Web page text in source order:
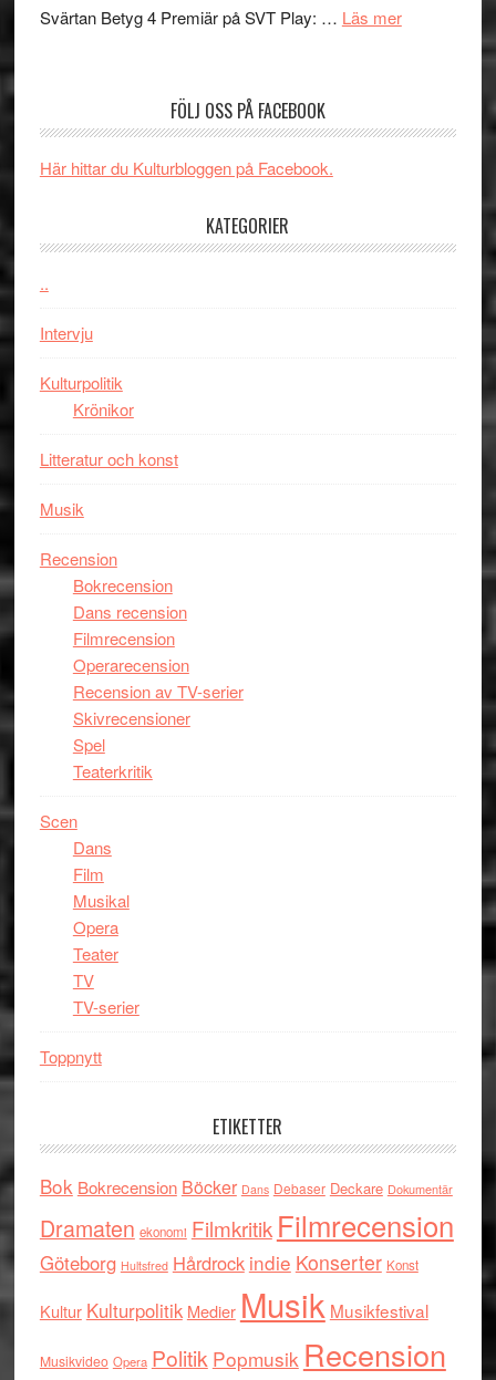
en
storform
styra
Svärtan Betyg 4 Premiär på SVT Play: … Läs merom
människans
FÖLJ OSS PÅ FACEBOOK
Här hittar du Kulturbloggen på Facebook.
KATEGORIER
..
Intervju
Kulturpolitik
Krönikor
Litteratur och konst
Musik
Recension
Bokrecension
Dans recension
Filmrecension
Operarecension
Recension av TV-serier
Skivrecensioner
Spel
Teaterkritik
Scen
Dans
Film
Musikal
Opera
Teater
TV
TV-serier
Toppnytt
ETIKETTER
Bok Bokrecension Böcker Dans Debaser Deckare Dokumentär
Dramaten ekonomi Filmkritik Filmrecension
Göteborg Hultsfred Hårdrock indie Konserter Konst
Kultur Kulturpolitik Medier Musik Musikfestival
Musikvideo Opera Politik Popmusik Recension